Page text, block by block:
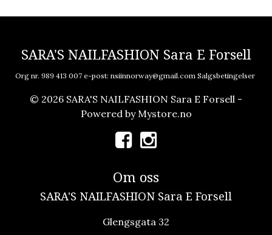
SARA'S NAILFASHION Sara E Forsell
Org nr. 989 413 007 e-post: nsiinnorway@gmail.com Salgsbetingelser
© 2026 SARA'S NAILFASHION Sara E Forsell -
Powered by Mystore.no
Om oss
SARA'S NAILFASHION Sara E Forsell
Glengsgata 32